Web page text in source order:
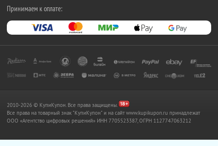
Принимаем к оплате:
2010-2026 © КупиКупон. Все права защищены.
Все права на товарный знак "КупиКупон" и на сайт www.kupikupon.ru принадлежат
OOO «Агентство цифровых решений» ИНН 7705523387, ОГРН 1127747063212